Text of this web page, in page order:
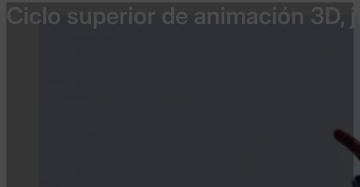
Ciclo superior de animación